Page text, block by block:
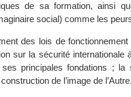
de sa formation, ainsi
social) comme les
des lois de
sur la sécurité
ses principales fondations ;
de l’image de